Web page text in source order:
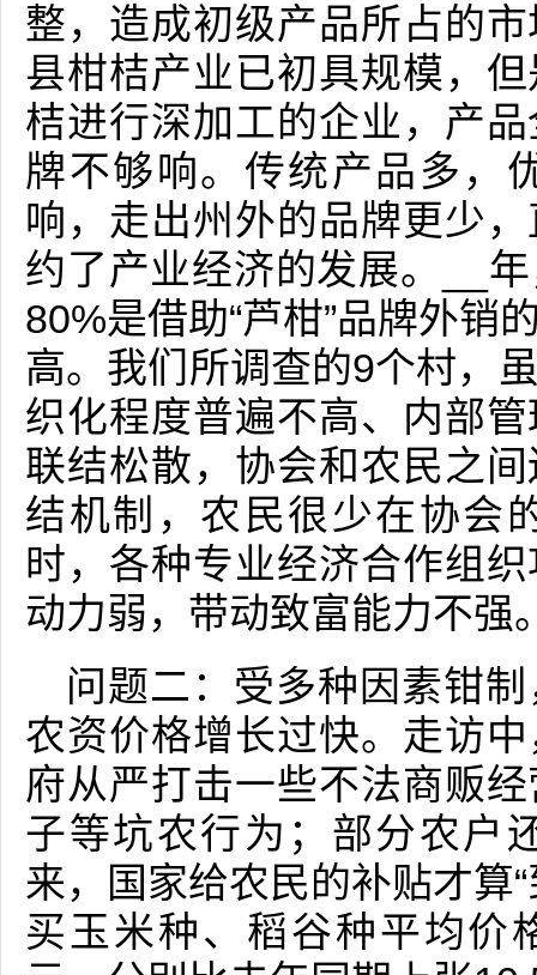
整，造成初级产品所占的
县柑桔产业已初具规模，
桔进行深加工的企业，产
牌不够响。传统产品多，
响，走出州外的品牌更少
约了产业经济的发展。__
80%是借助“芦柑”品牌外销
高。我们所调查的9个村，
织化程度普遍不高、内部
联结松散，协会和农民之
结机制，农民很少在协会
时，各种专业经济合作组
动力弱，带动致富能力不强
问题二：受多种因素钳
农资价格增长过快。走访
府从严打击一些不法商贩
子等坑农行为；部分农户
来，国家给农民的补贴才算
买玉米种、稻谷种平均价